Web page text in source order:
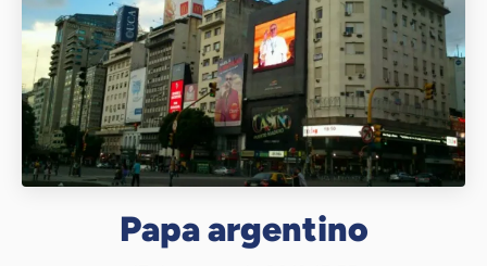
Papa argentino